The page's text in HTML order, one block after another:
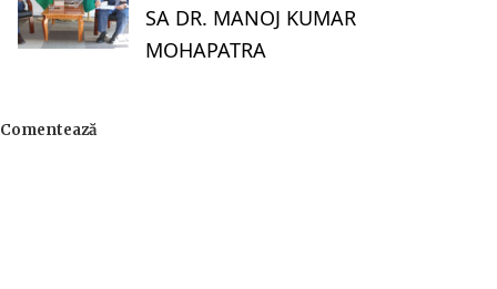
SA DR. MANOJ KUMAR
MOHAPATRA
Comentează